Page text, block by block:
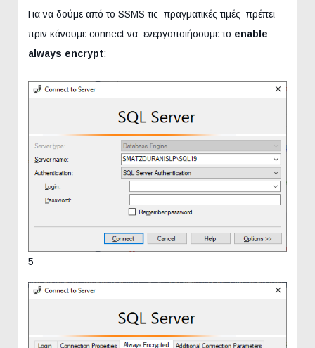
Για να δούμε από το SSMS τις πραγματικές τιμές πρέπει
πριν κάνουμε connect να ενεργοποιήσουμε το enable
always encrypt:
5